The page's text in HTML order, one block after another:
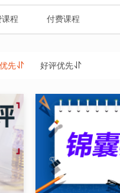
程 付费课程
先 好评优先